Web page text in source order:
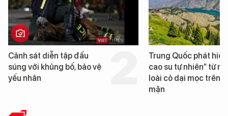
Trung Quốc phát hiện “mỏ
cao su tự nhiên” từ một
loài cỏ dại mọc trên đất
Loạt dự án bất động
Đà Nẵng sắp bị kiểm